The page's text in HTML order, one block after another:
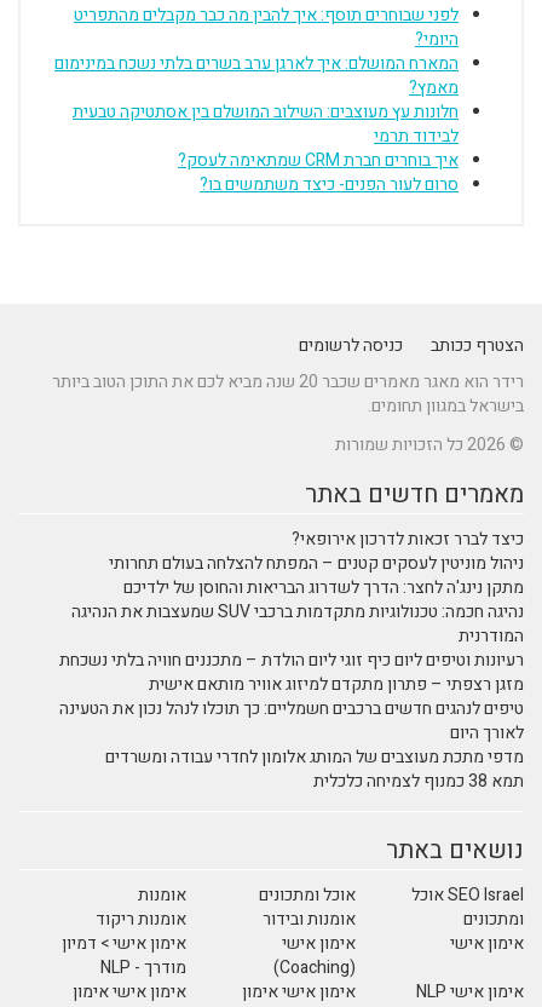
לפני שבוחרים תוסף: איך להבין מה כבר מקבלים מהתפריט
היומי?
המארח המושלם: איך לארגן ערב בשרים בלתי נשכח במינימום
מאמץ?
חלונות עץ מעוצבים: השילוב המושלם בין אסתטיקה טבעית
לבידוד תרמי
איך בוחרים חברת CRM שמתאימה לעסק?
סרום לעור הפנים- כיצד משתמשים בו?
הצטרף ככותב
כניסה לרשומים
רידר הוא מאגר מאמרים שכבר 20 שנה מביא לכם את התוכן הטוב ביותר
בישראל במגוון תחומים.
© 2026 כל הזכויות שמורות
מאמרים חדשים באתר
כיצד לברר זכאות לדרכון אירופאי?
ניהול מוניטין לעסקים קטנים – המפתח להצלחה בעולם תחרותי
מתקן נינג'ה לחצר: הדרך לשדרוג הבריאות והחוסן של ילדיכם
נהיגה חכמה: טכנולוגיות מתקדמות ברכבי SUV שמעצבות את הנהיגה
המודרנית
רעיונות וטיפים ליום כיף זוגי ליום הולדת – מתכננים חוויה בלתי נשכחת
מזגן רצפתי – פתרון מתקדם למיזוג אוויר מותאם אישית
טיפים לנהגים חדשים ברכבים חשמליים: כך תוכלו לנהל נכון את הטעינה
לאורך היום
מדפי מתכת מעוצבים של המותג אלומון לחדרי עבודה ומשרדים
תמא 38 כמנוף לצמיחה כלכלית
נושאים באתר
SEO Israel אוכל
ומתכונים
אוכל ומתכונים
אומנות
אומנות ובידור
אומנות ריקוד
אימון אישי
אימון אישי
(Coaching)
אימון אישי > דמיון
מודרך - NLP
אימון אישי NLP
אימון אישי אימון
אימון אישי אימון